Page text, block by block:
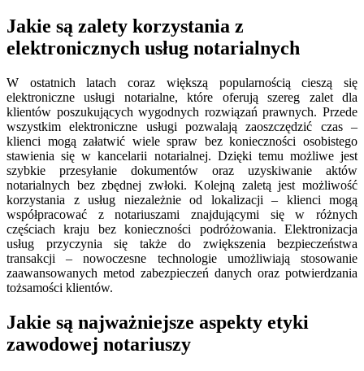
Jakie są zalety korzystania z
elektronicznych usług notarialnych
W ostatnich latach coraz większą popularnością cieszą się
elektroniczne usługi notarialne, które oferują szereg zalet dla
klientów poszukujących wygodnych rozwiązań prawnych. Przede
wszystkim elektroniczne usługi pozwalają zaoszczędzić czas –
klienci mogą załatwić wiele spraw bez konieczności osobistego
stawienia się w kancelarii notarialnej. Dzięki temu możliwe jest
szybkie przesyłanie dokumentów oraz uzyskiwanie aktów
notarialnych bez zbędnej zwłoki. Kolejną zaletą jest możliwość
korzystania z usług niezależnie od lokalizacji – klienci mogą
współpracować z notariuszami znajdującymi się w różnych
częściach kraju bez konieczności podróżowania. Elektronizacja
usług przyczynia się także do zwiększenia bezpieczeństwa
transakcji – nowoczesne technologie umożliwiają stosowanie
zaawansowanych metod zabezpieczeń danych oraz potwierdzania
tożsamości klientów.
Jakie są najważniejsze aspekty etyki
zawodowej notariuszy